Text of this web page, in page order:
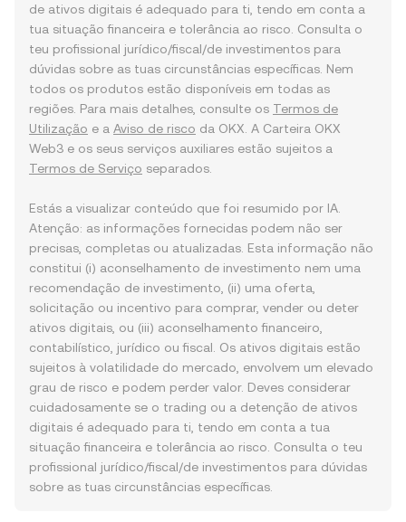
de ativos digitais é adequado para ti, tendo em conta a
tua situação financeira e tolerância ao risco. Consulta o
teu profissional jurídico/fiscal/de investimentos para
dúvidas sobre as tuas circunstâncias específicas. Nem
todos os produtos estão disponíveis em todas as
regiões. Para mais detalhes, consulte os Termos de
Utilização e a Aviso de risco da OKX. A Carteira OKX
Web3 e os seus serviços auxiliares estão sujeitos a
Termos de Serviço separados.
Estás a visualizar conteúdo que foi resumido por IA.
Atenção: as informações fornecidas podem não ser
precisas, completas ou atualizadas. Esta informação não
constitui (i) aconselhamento de investimento nem uma
recomendação de investimento, (ii) uma oferta,
solicitação ou incentivo para comprar, vender ou deter
ativos digitais, ou (iii) aconselhamento financeiro,
contabilístico, jurídico ou fiscal. Os ativos digitais estão
sujeitos à volatilidade do mercado, envolvem um elevado
grau de risco e podem perder valor. Deves considerar
cuidadosamente se o trading ou a detenção de ativos
digitais é adequado para ti, tendo em conta a tua
situação financeira e tolerância ao risco. Consulta o teu
profissional jurídico/fiscal/de investimentos para dúvidas
sobre as tuas circunstâncias específicas.